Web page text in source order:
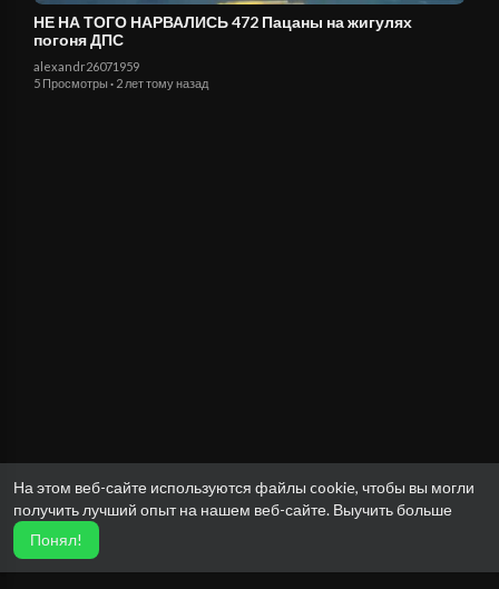
На этом веб-сайте используются файлы cookie, чтобы вы могли
получить лучший опыт на нашем веб-сайте. Выучить больше
Понял!
НЕ НА ТОГО НАРВАЛИСЬ 472 Пацаны на жигулях
погоня ДПС
alexandr26071959
5 Просмотры · 2 лет тому назад